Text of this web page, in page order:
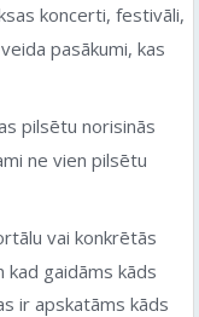
koncerti, festivāli,
pasākumi, kas
pilsētu norisinās
ne vien pilsētu
vai konkrētās
kad gaidāms kāds
ir apskatāms kāds